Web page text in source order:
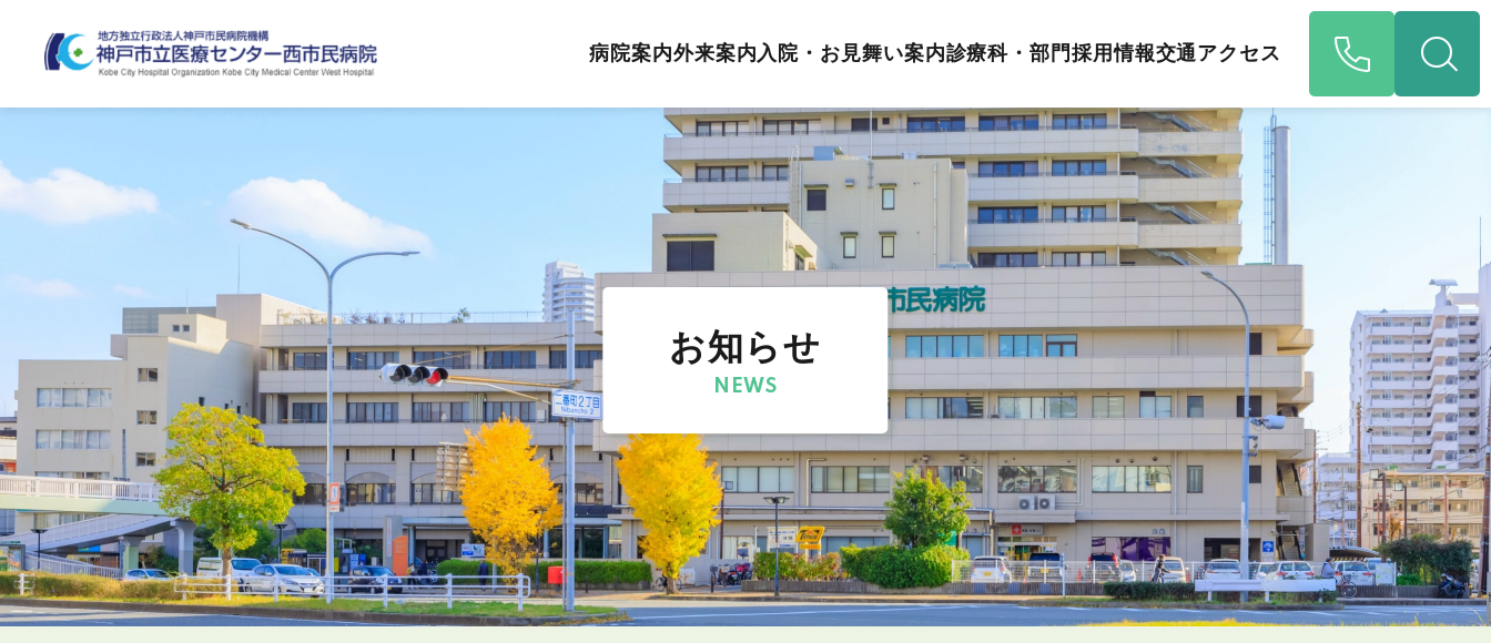
病院案内外来案内入院・お見舞い案内診療科・部門 採用情報交通アクセス
お知らせ
NEWS